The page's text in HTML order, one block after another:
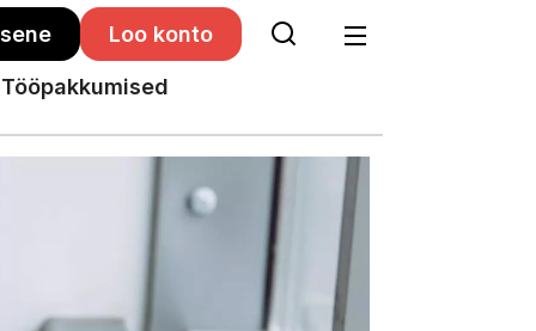
Loo konto
Tööpakkumised